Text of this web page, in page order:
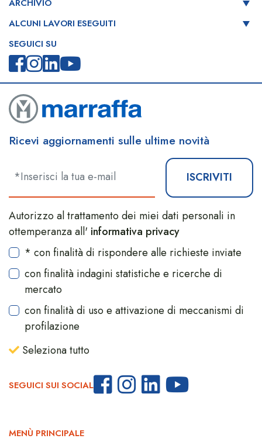
ARCHIVIO
ALCUNI LAVORI ESEGUITI
SEGUICI SU
Ricevi aggiornamenti sulle ultime novità
ISCRIVITI
Autorizzo al trattamento dei miei dati personali in
ottemperanza all' informativa privacy
* con finalità di rispondere alle richieste inviate
con finalità indagini statistiche e ricerche di
mercato
con finalità di uso e attivazione di meccanismi di
profilazione
Seleziona tutto
SEGUICI SUI SOCIAL
MENÙ PRINCIPALE